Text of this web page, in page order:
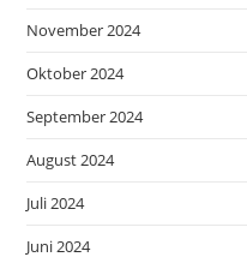
November 2024
Oktober 2024
September 2024
August 2024
Juli 2024
Juni 2024